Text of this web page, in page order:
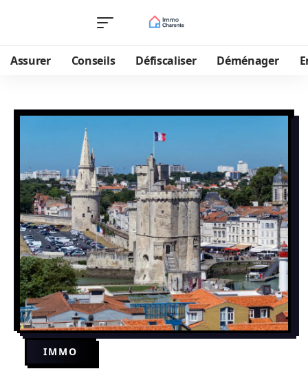
Assurer Conseils Défiscaliser Déménager
IMMO